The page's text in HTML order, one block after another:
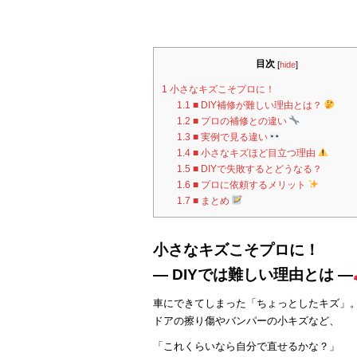
目次 [hide]
1 小さなキズこそプロに！
1.1 ■ DIY補修が難しい理由とは？
1.2 ■ プロの補修との違い
1.3 ■ 実例で見る違い
1.4■ 小さなキズほど目立つ理由
1.5 ■ DIYで失敗するとどうなる？
1.6 ■ プロに依頼するメリット
1.7 ■ まとめ
小さなキズこそプロに！
― DIYでは難しい理由とは ―
車にできてしまった「ちょっとしたキズ」
ドアの擦り傷やバンパーの小キズなど、
「これくらいなら自分で直せるかな？」